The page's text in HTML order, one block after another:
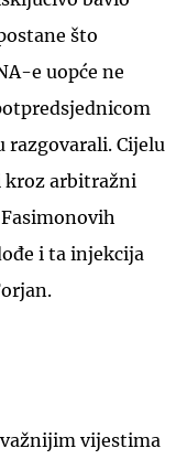
što
e uopće ne
razgovarali. Cijelu
kroz arbitražni
i ta injekcija
vijestima